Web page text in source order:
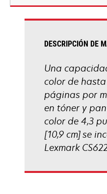
una
pestaña
DESCRIPCIÓN DE
Una
color de
páginas por
en tóner y
color de 4,3
[10,9 cm] se
Lexmark